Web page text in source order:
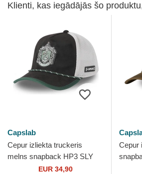
Klienti, kas iegādājās šo
Capslab
Cepur izliekta truckeris
melns snapback HP3 SLY
Slytherin Harry Potter no
EUR 34,90
Cepur